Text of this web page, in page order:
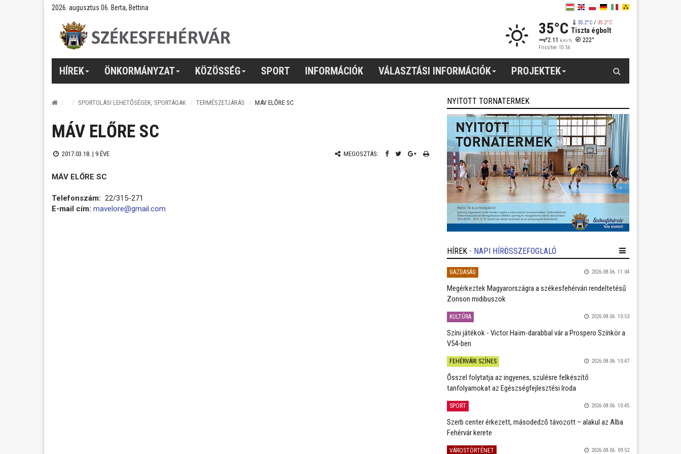
2026. augusztus 06. Berta, Bettina
35°C 35.2°C/ 35.2°C
Tiszta égbolt
2.11 km/h 222°
Frissítve: 10:56
HÍREK ÖNKORMÁNYZAT KÖZÖSSÉG SPORT INFORMÁCIÓK VÁLASZTÁSI INFORMÁCIÓK PROJEKTEK
SPORTOLÁSI LEHETŐSÉGEK, SPORTÁGAK TERMÉSZETJÁRÁS MÁV ELŐRE SC
MÁV ELŐRE SC
2017.03.18. | 9 ÉVE MEGOSZTÁS:
MÁV ELŐRE SC
Telefonszám: 22/315-271
E-mail cím: mavelore@gmail.com
NYITOTT TORNATERMEK
HÍREK - NAPI HÍRÖSSZEFOGLALÓ
GAZDASÁG 2026.08.06. 11:04
Megérkeztek Magyarországra a székesfehérvári rendeltetésű
Zonson midibuszok
KULTÚRA 2026.08.06. 10:53
Színi játékok - Victor Haïm-darabbal vár a Prospero Színkör a
V54-ben
FEHÉRVÁRI SZÍNES 2026.08.06. 10:47
Ősszel folytatja az ingyenes, szülésre felkészítő
tanfolyamokat az Egészségfejlesztési Iroda
SPORT 2026.08.06. 10:45
Szerb center érkezett, másodedző távozott – alakul az Alba
Fehérvár kerete
VÁROSTÖRTÉNET 2026.08.06. 09:52